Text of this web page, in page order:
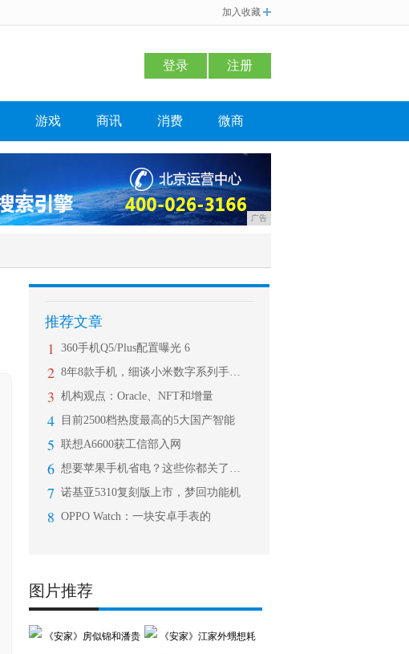
加入收藏
登录 注册
游戏 商讯 消费 微商
广告
推荐文章
1 360手机Q5/Plus配置曝光 6
2 8年8款手机，细谈小米数字系列手机的
3 机构观点：Oracle、NFT和增量
4 目前2500档热度最高的5大国产智能
5 联想A6600获工信部入网
6 想要苹果手机省电？这些你都关了吗？!
7 诺基亚5310复刻版上市，梦回功能机
8 OPPO Watch：一块安卓手表的
图片推荐